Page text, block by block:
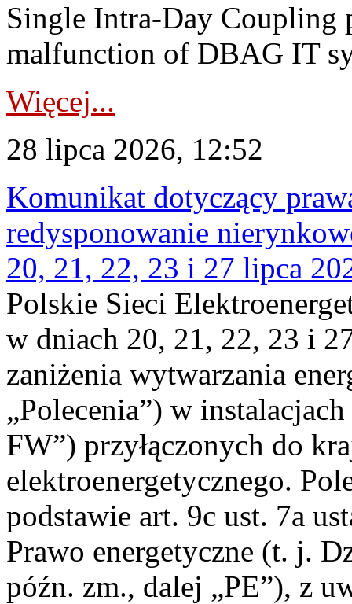
Single Intra-Day Coupling
malfunction of DBAG IT
Więcej...
28 lipca 2026, 12:52
Komunikat dotyczący
redysponowanie
20, 21, 22, 23 i 27 lipca
Polskie Sieci
w dniach 20, 21, 22, 23 i
zaniżenia wytwarzania
„Polecenia”) w
FW”) przyłączonych do
elektroenergetycznego.
podstawie art. 9c ust. 7a
Prawo energetyczne (t. j.
późn. zm., dalej „PE”), z